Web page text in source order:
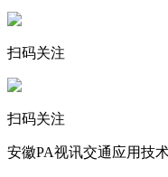
扫码关注
扫码关注
安徽PA视讯交通应用技